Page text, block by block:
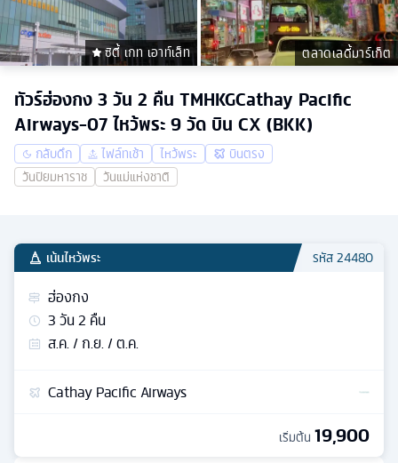
ซิตี้ เกท เอาท์เล็ท ตลาดเลดี้มาร์เก็ต
ทัวร์ฮ่องกง 3 วัน 2 คืน TMHKGCathay Pacific
Airways-07 ไหว้พระ 9 วัด บิน CX (BKK)
กลับดึก ไฟล์ทเช้า ไหว้พระ
บินตรง
วันปิยมหาราช
วันแม่แห่งชาติ
เน้นไหว้พระ รหัส24480
ฮ่องกง
3วัน2 คืน
ส.ค. / ก.ย. / ต.ค.
Cathay Pacific Airways
เริ่มต้น 19,900